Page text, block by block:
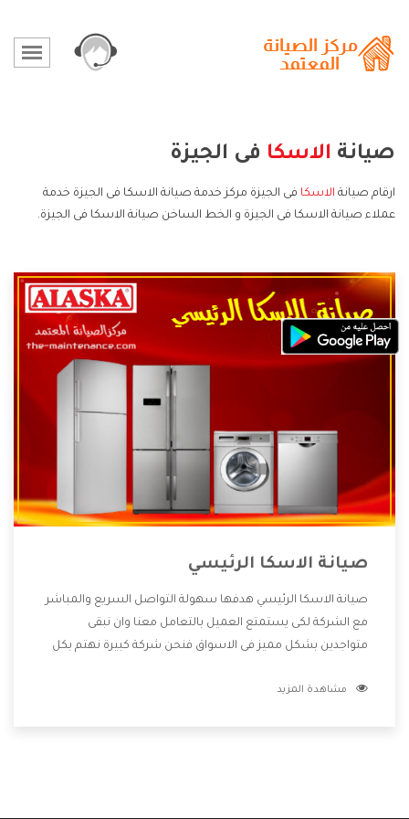
صيانة الاسكا فى الجيزة
ارقام صيانة الاسكا فى الجيزة مركز خدمة صيانة الاسكا فى الجيزة خدمة
عملاء صيانة الاسكا فى الجيزة و الخط الساخن صيانة الاسكا فى الجيزة.
صيانة الاسكا الرئيسي
صيانة الاسكا الرئيسي هدفها سهولة التواصل السريع والمباشر
مع الشركة لكى يستمتع العميل بالتعامل معنا وان نبقى
متواجدين بشكل مميز فى الاسواق فنحن شركة كبيرة نهتم بكل
الشركة بها والتى تكون منها خدمة الصيانة التى تكون من أهم
مشاهدة المزيد